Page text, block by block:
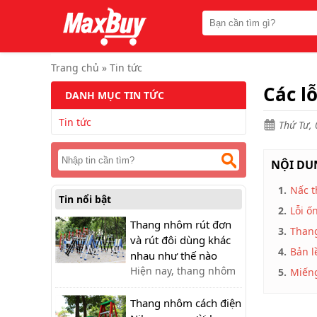
Thang
Trang chủ » Tin tức
Các
Thứ
NỘI
1. Nấc
2. Lỗi
3.
4. Bản
5.
DANH MỤC TIN TỨC
Tin tức
Tin nổi bật
Thang nhôm rút đơn
và rút đôi dùng khác
nhau như thế nào
Hiện nay, thang nhôm
rút/xếp là một trong
những sản phẩm được
Thang nhôm cách điện